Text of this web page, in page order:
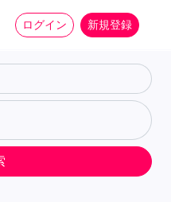
ログイン 新規登録